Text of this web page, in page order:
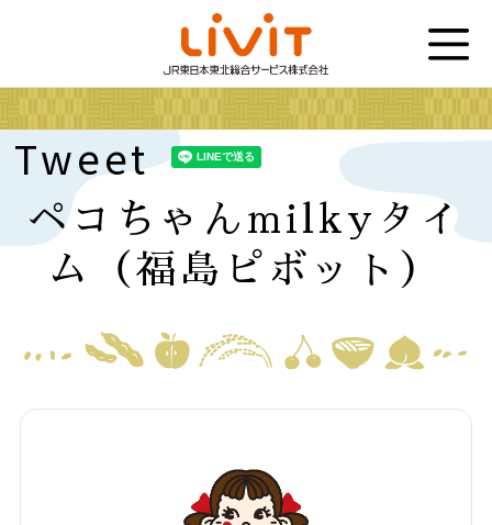
Tweet
ペコちゃんmilkyタイ
ム（福島ピボット）